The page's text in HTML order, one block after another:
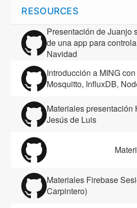
RESOURCES
Presentación de Juanjo
de una app para
Navidad
Introducción a MING
Mosquitto, InfluxDB,
Materiales presentación
Jesús de Luis
Materiales Firebase
Carpintero)